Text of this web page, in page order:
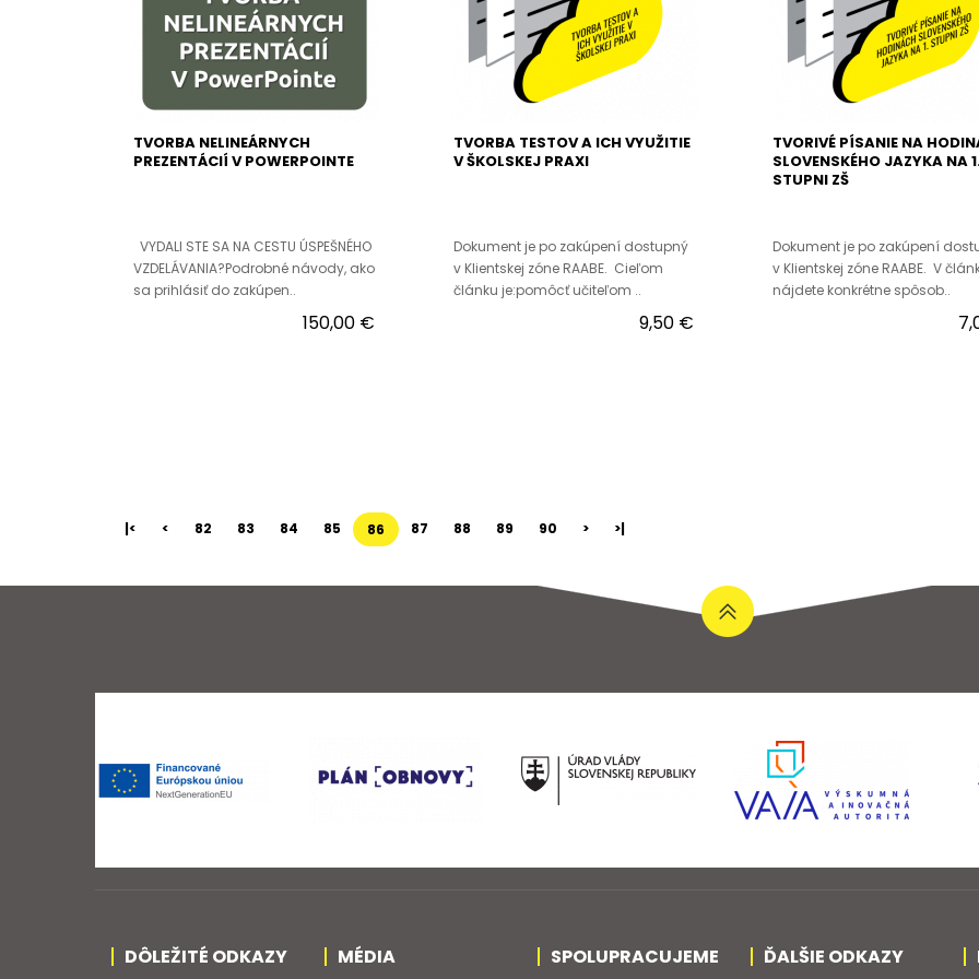
TVORBA NELINEÁRNYCH
PREZENTÁCIÍ V POWERPOINTE
VYDALI STE SA NA CESTU ÚSPEŠNÉHO
VZDELÁVANIA?Podrobné návody, ako
sa prihlásiť do zakúpen..
150,00 €
TVORBA TESTOV A ICH VYUŽITIE
V ŠKOLSKEJ PRAXI
Dokument je po zakúpení dostupný
v Klientskej zóne RAABE. Cieľom
článku je:pomôcť učiteľom ..
9,50 €
TVORIVÉ PÍSANIE NA
SLOVENSKÉHO JAZYKA NA
STUPNI ZŠ
Dokument je po zakúpení
v Klientskej zóne RAABE. V
nájdete konkrétne spôsob..
|< < 82 83 84 85 86 87 88 89 90 > >|
DÔLEŽITÉ ODKAZY MÉDIA SPOLUPRACUJEME ĎALŠIE ODKAZY